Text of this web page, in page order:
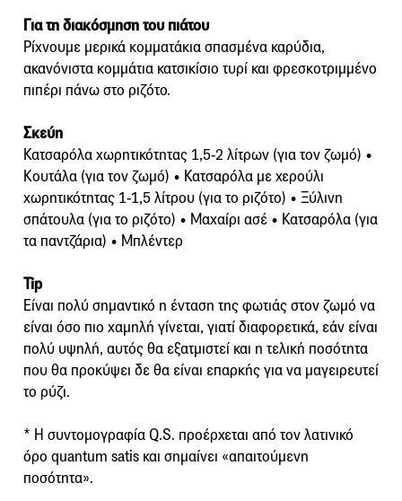
Για τη διακόσμηση του πιάτου
Ρίχνουμε μερικά κομματάκια σπασμένα καρύδια,
ακανόνιστα κομμάτια κατσικίσιο τυρί και φρεσκοτριμμένο
πιπέρι πάνω στο ριζότο.
Σκεύη
Κατσαρόλα χωρητικότητας 1,5-2 λίτρων (για τον ζωμό) •
Κουτάλα (για τον ζωμό) • Κατσαρόλα με χερούλι
χωρητικότητας 1-1,5 λίτρου (για το ριζότο) • Ξύλινη
σπάτουλα (για το ριζότο) • Μαχαίρι ασέ • Κατσαρόλα (για
τα παντζάρια) • Μπλέντερ
Tip
Είναι πολύ σημαντικό η ένταση της φωτιάς στον ζωμό να
είναι όσο πιο χαμηλή γίνεται, γιατί διαφορετικά, εάν είναι
πολύ υψηλή, αυτός θα εξατμιστεί και η τελική ποσότητα
που θα προκύψει δε θα είναι επαρκής για να μαγειρευτεί
το ρύζι.
* Η συντομογραφία Q.S. προέρχεται από τον λατινικό
όρο quantum satis και σημαίνει «απαιτούμενη
ποσότητα».